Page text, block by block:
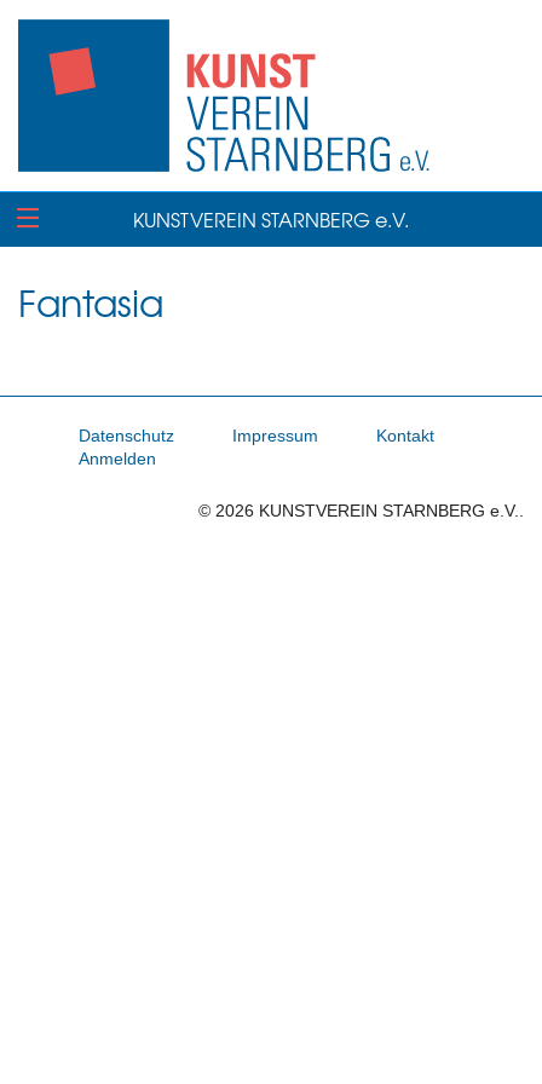
KUNSTVEREIN STARNBERG e.V.
Fantasia
Datenschutz Impressum
Kontakt
Anmelden
© 2026 KUNSTVEREIN STARNBERG e.V..